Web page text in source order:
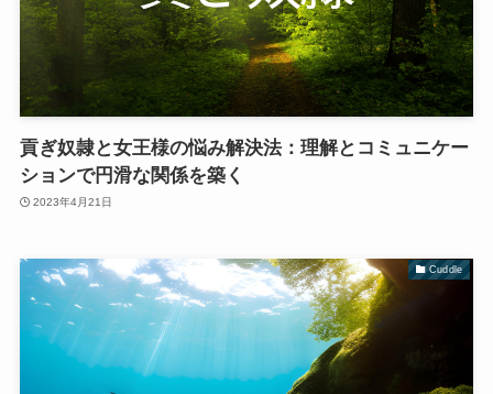
貢ぎ奴隷と女王様の悩み解決法：理解とコミュニケー
ションで円滑な関係を築く
2023年4月21日
Cuddle